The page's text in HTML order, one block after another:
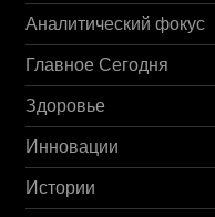
Аналитический фокус
Главное Сегодня
Здоровье
Инновации
Истории